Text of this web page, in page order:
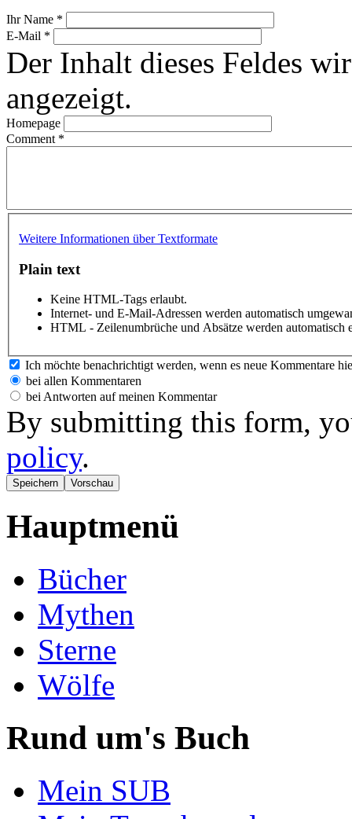
Ihr Name *
E-Mail *
Der Inhalt dieses Feldes
angezeigt.
Homepage
Comment *
Weitere Informationen über Textformate
Plain text
Keine HTML-Tags erlaubt.
Internet- und E-Mail-Adressen werden automatisch
HTML - Zeilenumbrüche und Absätze werden automatisch
Ich möchte benachrichtigt werden, wenn es neue Kommentare
bei allen Kommentaren
bei Antworten auf meinen Kommentar
By submitting this form,
policy.
Hauptmenü
Bücher
Mythen
Sterne
Wölfe
Rund um's Buch
Mein SUB